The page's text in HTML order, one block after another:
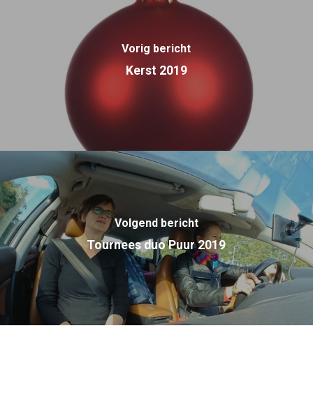
Vorig bericht
Kerst 2019
Volgend bericht
Tournees duo Puur 2019